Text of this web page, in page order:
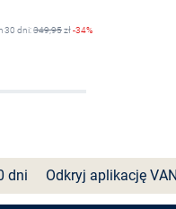
30 dni:349,95zł-34%
dni Odkryj aplikację VAN